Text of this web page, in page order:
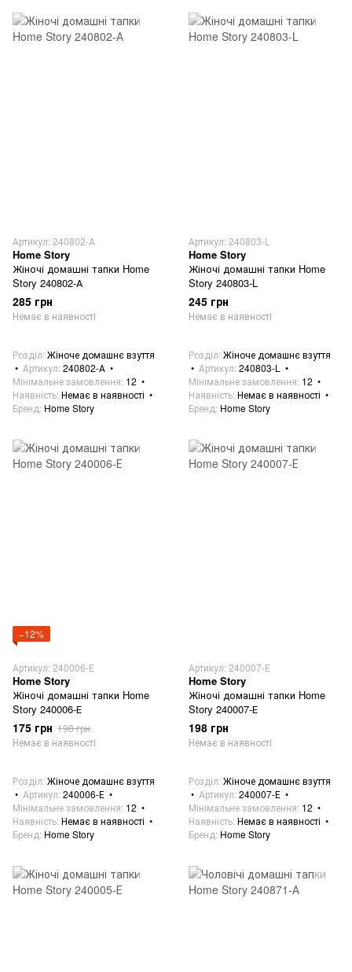
Артикул: 240802-А
Home Story
Жіночі домашні тапки Home
Story 240802-А
285 грн
Немає в наявності
Розділ Жіноче домашнє взуття
Артикул 240802-А
Мінімальне замовлення 12
Наявність Немає в наявності
Бренд Home Story
Артикул: 240803-L
Home Story
Жіночі домашні тапки Home
Story 240803-L
245 грн
Немає в наявності
Розділ Жіноче домашнє взуття
Артикул 240803-L
Мінімальне замовлення 12
Наявність Немає в наявності
Бренд Home Story
−12%
Артикул: 240006-Е
Home Story
Жіночі домашні тапки Home
Story 240006-Е
175 грн 198 грн
Немає в наявності
Розділ Жіноче домашнє взуття
Артикул 240006-Е
Мінімальне замовлення 12
Наявність Немає в наявності
Бренд Home Story
Артикул: 240007-Е
Home Story
Жіночі домашні тапки Home
Story 240007-Е
198 грн
Немає в наявності
Розділ Жіноче домашнє взуття
Артикул 240007-Е
Мінімальне замовлення 12
Наявність Немає в наявності
Бренд Home Story